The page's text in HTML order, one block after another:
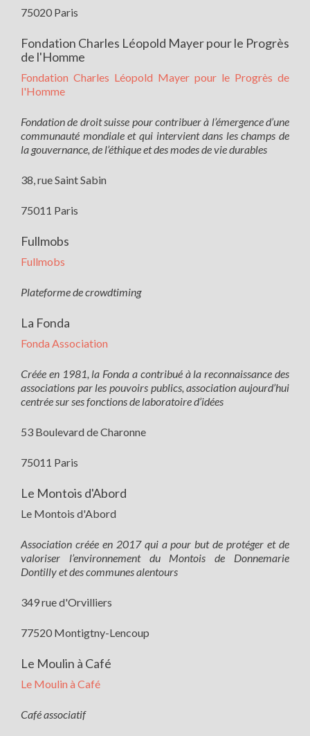
75020 Paris
Fondation Charles Léopold Mayer pour le Progrès
de l'Homme
Fondation Charles Léopold Mayer pour le Progrès de
l'Homme
Fondation de droit suisse pour contribuer à l’émergence d’une
communauté mondiale et qui intervient dans les champs de
la gouvernance, de l’éthique et des modes de vie durables
38, rue Saint Sabin
75011 Paris
Fullmobs
Fullmobs
Plateforme de crowdtiming
La Fonda
Fonda Association
Créée en 1981, la Fonda a contribué à la reconnaissance des
associations par les pouvoirs publics, association aujourd’hui
centrée sur ses fonctions de laboratoire d’idées
53 Boulevard de Charonne
75011 Paris
Le Montois d'Abord
Le Montois d'Abord
Association créée en 2017 qui a pour but de protéger et de
valoriser l’environnement du Montois de Donnemarie
Dontilly et des communes alentours
349 rue d'Orvilliers
77520 Montigtny-Lencoup
Le Moulin à Café
Le Moulin à Café
Café associatif